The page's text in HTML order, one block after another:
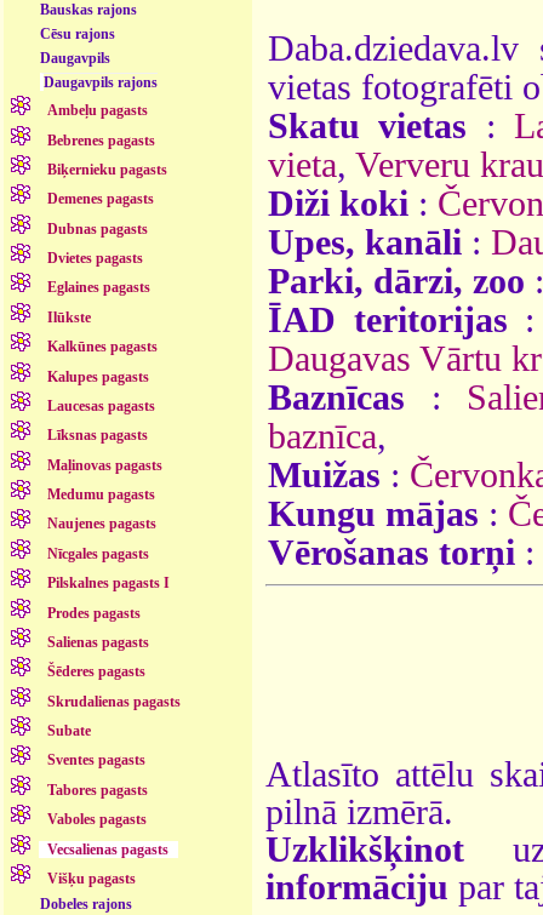
Bauskas rajons
Cēsu rajons
Daugavpils
Daugavpils rajons
Ambeļu pagasts
Bebrenes pagasts
Biķernieku pagasts
Demenes pagasts
Dubnas pagasts
Dvietes pagasts
Eglaines pagasts
Ilūkste
Kalkūnes pagasts
Kalupes pagasts
Laucesas pagasts
Līksnas pagasts
Maļinovas pagasts
Medumu pagasts
Naujenes pagasts
Nīcgales pagasts
Pilskalnes pagasts I
Prodes pagasts
Salienas pagasts
Šēderes pagasts
Skrudalienas pagasts
Subate
Sventes pagasts
Tabores pagasts
Vaboles pagasts
Vecsalienas pagasts
Višķu pagasts
Dobeles rajons
vietas fotografēti
Skatu vietas :
vieta, Ververu
Diži koki :
Upes, kanāli :
Parki, dārzi, zoo
ĪAD teritorijas
Daugavas Vārtu
Baznīcas :
baznīca,
Muižas :
Kungu mājas :
Vērošanas torņi :
Atlasīto attēlu
pilnā izmērā.
Uzklikšķinot
informāciju par